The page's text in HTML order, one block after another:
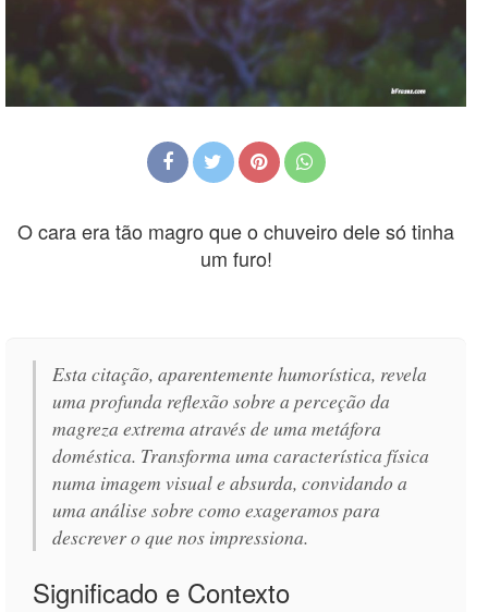
O cara era tão magro que o chuveiro dele só tinha
um furo!
Esta citação, aparentemente humorística, revela
uma profunda reflexão sobre a perceção da
magreza extrema através de uma metáfora
doméstica. Transforma uma característica física
numa imagem visual e absurda, convidando a
uma análise sobre como exageramos para
descrever o que nos impressiona.
Significado e Contexto